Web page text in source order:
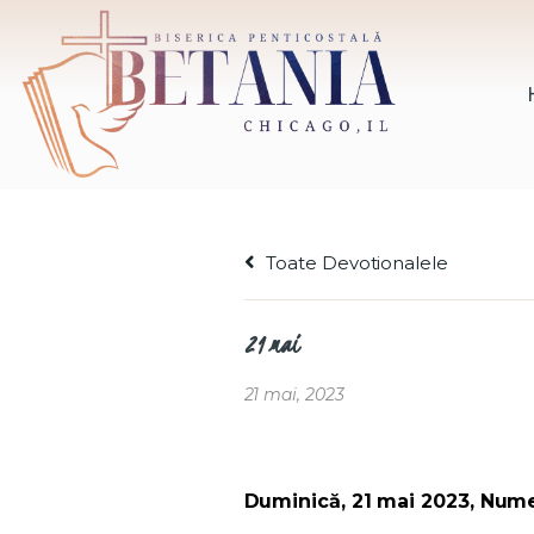
Toate Devotionalele
21 mai
21 mai, 2023
Duminică, 21 mai 2023,